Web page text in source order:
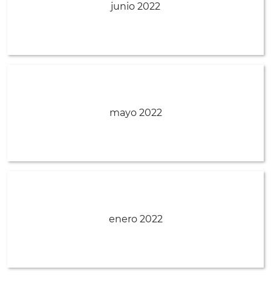
junio 2022
mayo 2022
enero 2022